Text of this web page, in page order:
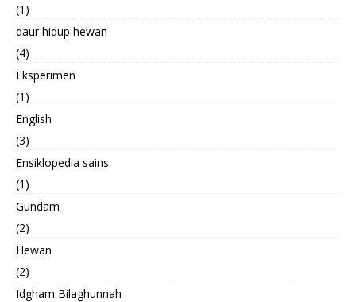
(1)
daur hidup hewan
(4)
Eksperimen
(1)
English
(3)
Ensiklopedia sains
(1)
Gundam
(2)
Hewan
(2)
Idgham Bilaghunnah